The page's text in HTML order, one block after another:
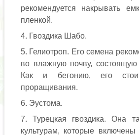
рекомендуется накрывать
пленкой.
Гвоздика Шабо.
Гелиотроп. Его семена
во влажную почву,
Как и бегонию, его
проращивания.
Эустома.
Турецкая гвоздика. Она
культурам, которые включены